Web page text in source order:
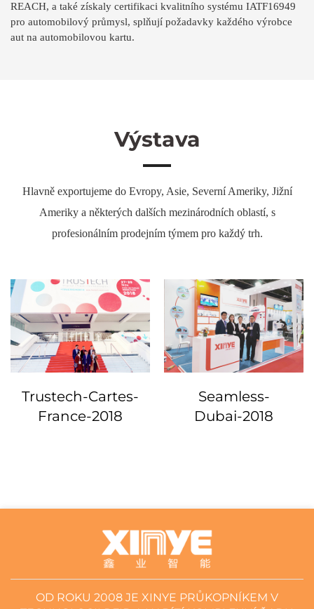
REACH, a také získaly certifikaci kvalitního systému IATF16949
pro automobilový průmysl, splňují požadavky každého výrobce
aut na automobilovou kartu.
Výstava
Hlavně exportujeme do Evropy, Asie, Severní Ameriky, Jižní
Ameriky a některých dalších mezinárodních oblastí, s
profesionálním prodejním týmem pro každý trh.
Trustech-Cartes-
France-2018
Seamless-
Dubai-2018
OD ROKU 2008 JE XINYE PRŮKOPNÍKEM V